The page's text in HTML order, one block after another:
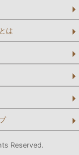
は
Reserved.